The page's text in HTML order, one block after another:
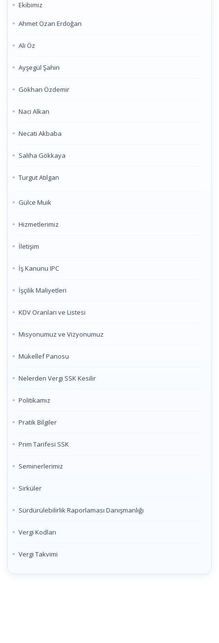
Ekibimiz
Ahmet Ozan Erdoğan
Ali Öz
Ayşegül Şahin
Gökhan Özdemir
Naci Alkan
Necati Akbaba
Saliha Gökkaya
Turgut Atılgan
Gülce Muik
Hizmetlerimiz
İletişim
İş Kanunu IPC
İşçilik Maliyetleri
KDV Oranları ve Listesi
Misyonumuz ve Vizyonumuz
Mükellef Panosu
Nelerden Vergi SSK Kesilir
Politikamız
Pratik Bilgiler
Prim Tarifesi SSK
Seminerlerimiz
Sirküler
Sürdürülebilirlik Raporlaması Danışmanlığı
Vergi Kodları
Vergi Takvimi